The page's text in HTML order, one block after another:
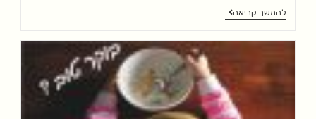
להמשך קריאה